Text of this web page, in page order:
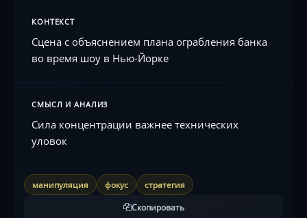
КОНТЕКСТ
Сцена с объяснением плана ограбления банка
во время шоу в Нью-Йорке
СМЫСЛ И АНАЛИЗ
Сила концентрации важнее технических
уловок
манипуляция фокус стратегия
Скопировать